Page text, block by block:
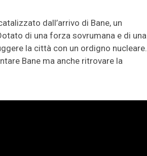
dall’arrivo di Bane, un
di una forza sovrumana e di una
la città con un ordigno nucleare.
Bane ma anche ritrovare la